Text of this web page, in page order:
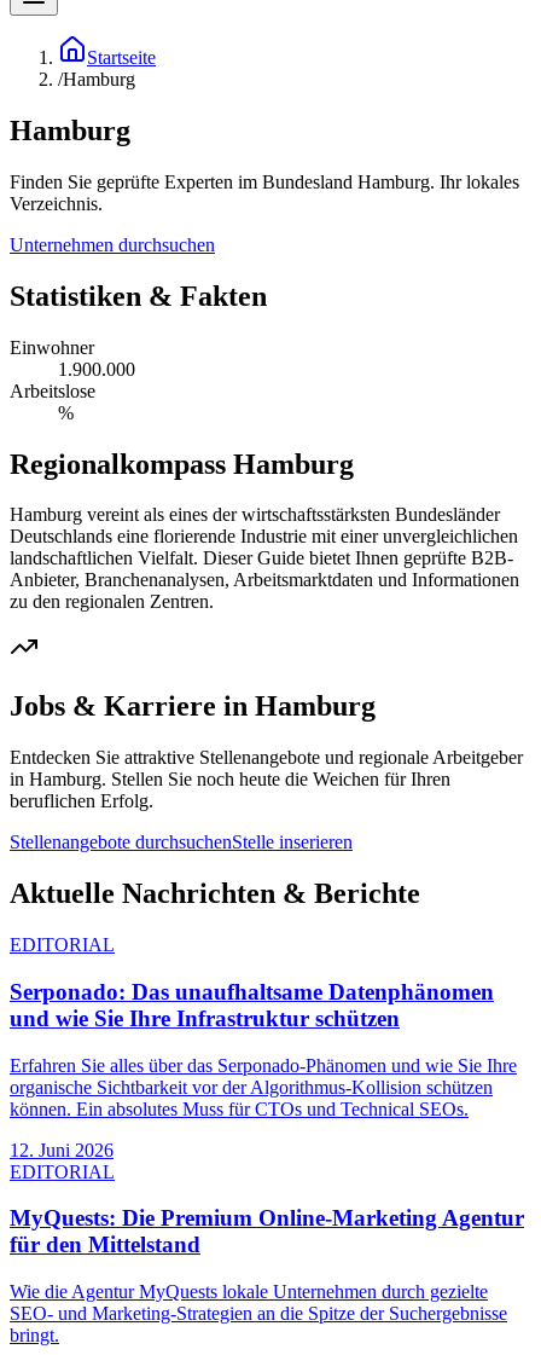
Startseite
/Hamburg
Hamburg
Finden Sie geprüfte Experten im Bundesland Hamburg. Ihr lokales
Verzeichnis.
Unternehmen durchsuchen
Statistiken & Fakten
Einwohner
1.900.000
Arbeitslose
%
Regionalkompass Hamburg
Hamburg vereint als eines der wirtschaftsstärksten Bundesländer
Deutschlands eine florierende Industrie mit einer unvergleichlichen
landschaftlichen Vielfalt. Dieser Guide bietet Ihnen geprüfte B2B-
Anbieter, Branchenanalysen, Arbeitsmarktdaten und Informationen
zu den regionalen Zentren.
Jobs & Karriere in Hamburg
Entdecken Sie attraktive Stellenangebote und regionale Arbeitgeber
in Hamburg. Stellen Sie noch heute die Weichen für Ihren
beruflichen Erfolg.
Stellenangebote durchsuchenStelle inserieren
Aktuelle Nachrichten & Berichte
EDITORIAL
Serponado: Das unaufhaltsame Datenphänomen
und wie Sie Ihre Infrastruktur schützen
Erfahren Sie alles über das Serponado-Phänomen und wie Sie Ihre
organische Sichtbarkeit vor der Algorithmus-Kollision schützen
können. Ein absolutes Muss für CTOs und Technical SEOs.
12. Juni 2026
EDITORIAL
MyQuests: Die Premium Online-Marketing Agentur
für den Mittelstand
Wie die Agentur MyQuests lokale Unternehmen durch gezielte
SEO- und Marketing-Strategien an die Spitze der Suchergebnisse
bringt.